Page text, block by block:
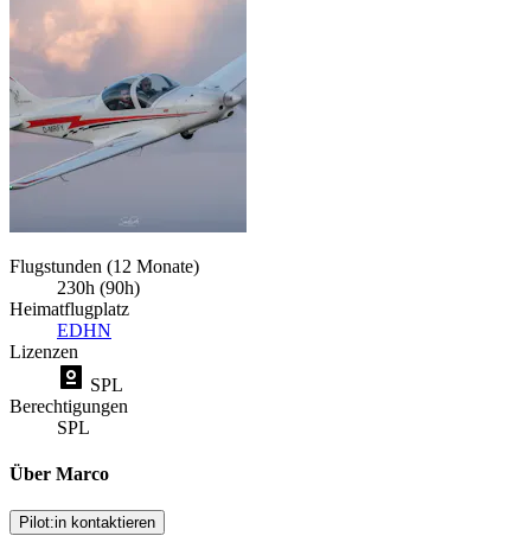
Flugstunden (12 Monate)
230h (90h)
Heimatflugplatz
EDHN
Lizenzen
SPL
Berechtigungen
SPL
Über Marco
Pilot:in kontaktieren